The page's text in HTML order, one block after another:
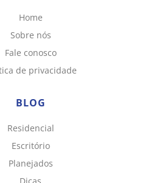
Home
Sobre nós
Fale conosco
de privacidade
BLOG
Residencial
Escritório
Planejados